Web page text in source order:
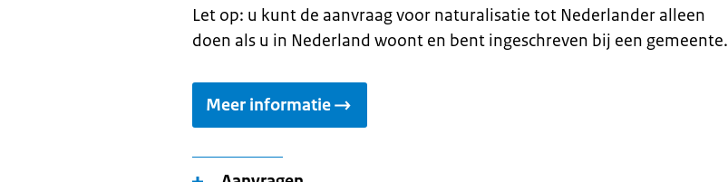
Let op: u kunt de aanvraag voor naturalisatie tot Nederlander alleen
doen als u in Nederland woont en bent ingeschreven bij een gemeente.
Meer informatie